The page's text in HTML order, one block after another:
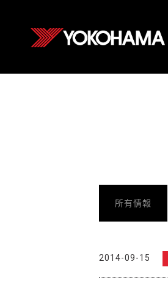
所有情報
2014-09-15